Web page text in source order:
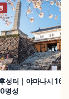
성터｜야마나시 16
명성